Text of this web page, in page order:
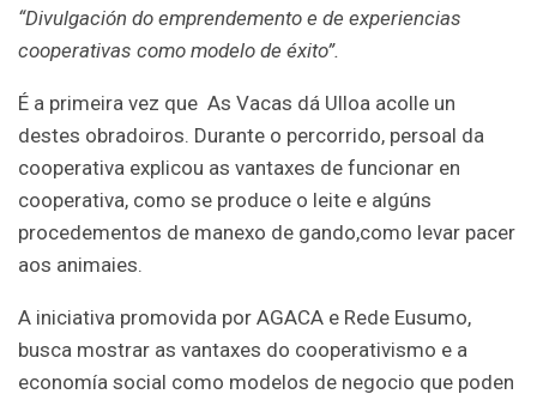
“Divulgación do emprendemento e de experiencias
cooperativas como modelo de éxito”.
É a primeira vez que As Vacas dá Ulloa acolle un
destes obradoiros. Durante o percorrido, persoal da
cooperativa explicou as vantaxes de funcionar en
cooperativa, como se produce o leite e algúns
procedementos de manexo de gando,como levar pacer
aos animaies.
A iniciativa promovida por AGACA e Rede Eusumo,
busca mostrar as vantaxes do cooperativismo e a
economía social como modelos de negocio que poden